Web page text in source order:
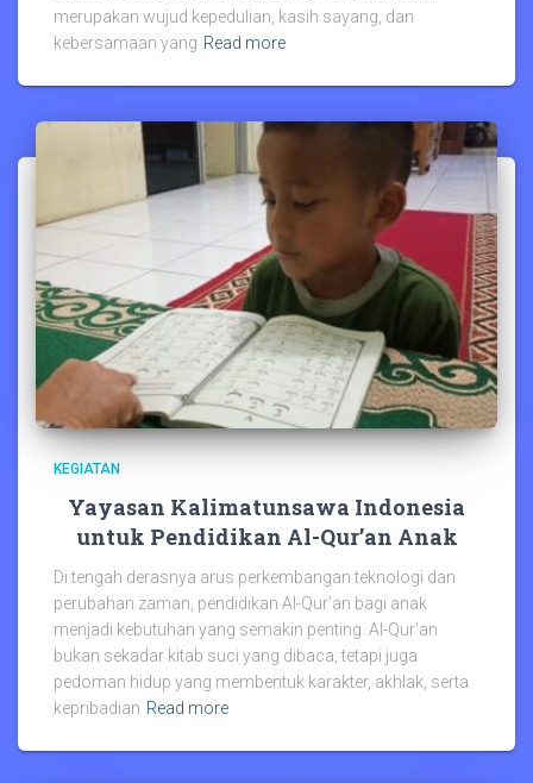
merupakan wujud kepedulian, kasih sayang, dan
kebersamaan yang Read more
KEGIATAN
Yayasan Kalimatunsawa Indonesia
untuk Pendidikan Al-Qur’an Anak
Di tengah derasnya arus perkembangan teknologi dan
perubahan zaman, pendidikan Al-Qur’an bagi anak
menjadi kebutuhan yang semakin penting. Al-Qur’an
bukan sekadar kitab suci yang dibaca, tetapi juga
pedoman hidup yang membentuk karakter, akhlak, serta
kepribadian Read more